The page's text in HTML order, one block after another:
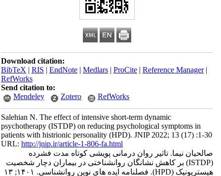
Download citation:
BibTeX|RIS|EndNote|Medlars|ProCite|Reference Manager
RefWorks
Send citation to:
Mendeley
Zotero RefWorks
Salehian N. The effect of intensive short-term dynamic
psychotherapy (ISTDP) on reducing psychological symptoms in
patients with histrionic personality (HPD). JNIP 2022; 13 (17) :1-30
URL:http://jnip.ir/article-1-806-fa.html
صالحیان نیما. تاثیر روان درمانی پویشی کوتاه مدت فشرده
(ISTDP) بر کاهش نشانگان روانشناختی در بیماران دچار شخصیت
هیستریونیک (HPD). فصلنامه ایده های نوین روانشناسی. ۱۴۰۱; ۱۳